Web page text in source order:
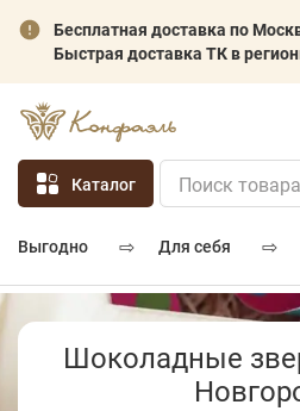
Бесплатная доставка по
Быстрая доставка ТК в
Каталог
выгодно ⇨ для себя ⇨
Шоколадные